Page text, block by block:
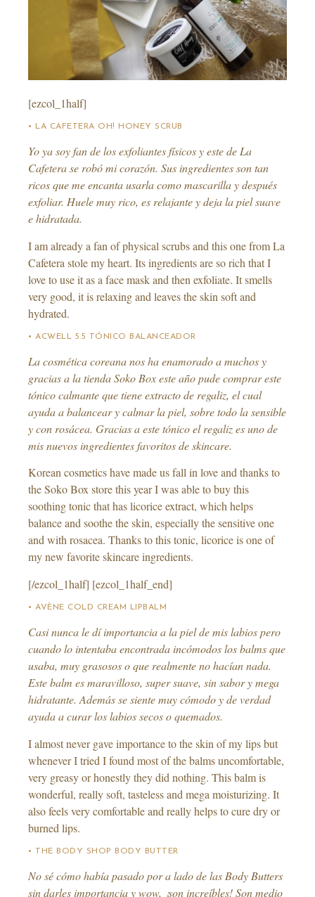
[ezcol_1half]
• LA CAFETERA OH! HONEY SCRUB
Yo ya soy fan de los exfoliantes físicos y este de La
Cafetera se robó mi corazón. Sus ingredientes son tan
ricos que me encanta usarla como mascarilla y después
exfoliar. Huele muy rico, es relajante y deja la piel suave
e hidratada.
I am already a fan of physical scrubs and this one from La
Cafetera stole my heart. Its ingredients are so rich that I
love to use it as a face mask and then exfoliate. It smells
very good, it is relaxing and leaves the skin soft and
hydrated.
• ACWELL 5.5 TÓNICO BALANCEADOR
La cosmética coreana nos ha enamorado a muchos y
gracias a la tienda Soko Box este año pude comprar este
tónico calmante que tiene extracto de regaliz, el cual
ayuda a balancear y calmar la piel, sobre todo la sensible
y con rosácea. Gracias a este tónico el regaliz es uno de
mis nuevos ingredientes favoritos de skincare.
Korean cosmetics have made us fall in love and thanks to
the Soko Box store this year I was able to buy this
soothing tonic that has licorice extract, which helps
balance and soothe the skin, especially the sensitive one
and with rosacea. Thanks to this tonic, licorice is one of
my new favorite skincare ingredients.
[/ezcol_1half] [ezcol_1half_end]
• AVÈNE COLD CREAM LIPBALM
Casi nunca le dí importancia a la piel de mis labios pero
cuando lo intentaba encontrada incómodos los balms que
usaba, muy grasosos o que realmente no hacían nada.
Este balm es maravilloso, super suave, sin sabor y mega
hidratante. Además se siente muy cómodo y de verdad
ayuda a curar los labios secos o quemados.
I almost never gave importance to the skin of my lips but
whenever I tried I found most of the balms uncomfortable,
very greasy or honestly they did nothing. This balm is
wonderful, really soft, tasteless and mega moisturizing. It
also feels very comfortable and really helps to cure dry or
burned lips.
• THE BODY SHOP BODY BUTTER
No sé cómo había pasado por a lado de las Body Butters
sin darles importancia y wow, ¡son increíbles! Son medio